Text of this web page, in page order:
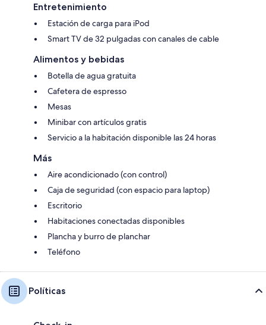
Entretenimiento
Estación de carga para iPod
Smart TV de 32 pulgadas con canales de cable
Alimentos y bebidas
Botella de agua gratuita
Cafetera de espresso
Mesas
Minibar con artículos gratis
Servicio a la habitación disponible las 24 horas
Más
Aire acondicionado (con control)
Caja de seguridad (con espacio para laptop)
Escritorio
Habitaciones conectadas disponibles
Plancha y burro de planchar
Teléfono
Políticas